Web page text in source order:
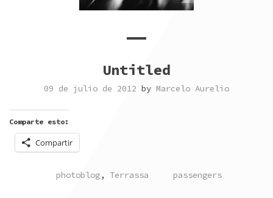
Untitled
09 de julio de 2012 by Marcelo Aurelio
Comparte esto:
Compartir
POSTED
photoblog, Terrassa TAGGED
passengers